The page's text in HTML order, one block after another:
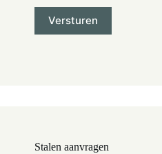
Stalen aanvragen